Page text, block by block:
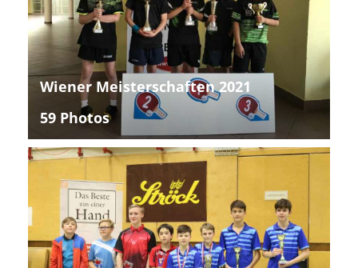
Wiener Meisterschaften 2021
59 Photos